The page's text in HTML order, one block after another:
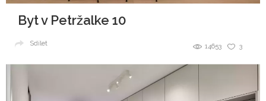
Byt v Petržalke 10
3
14653
Sdílet